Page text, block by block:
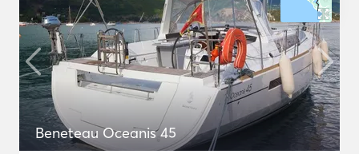
Beneteau Oceanis 45